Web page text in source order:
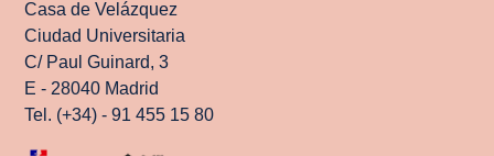
Casa de Velázquez
Ciudad Universitaria
C/ Paul Guinard, 3
E - 28040 Madrid
Tel. (+34) - 91 455 15 80